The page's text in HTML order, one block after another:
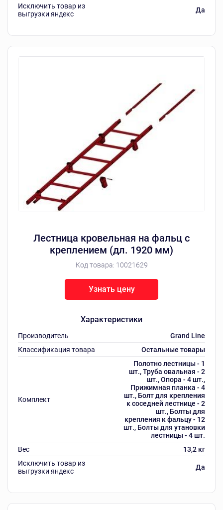
Исключить товар из
выгрузки яндекс
Да
Лестница кровельная на фальц с
креплением (дл. 1920 мм)
Код товара: 10021629
Характеристики
Производитель
Grand Line
Классификация товара
Остальные товары
Комплект
Полотно лестницы - 1
шт., Труба овальная - 2
шт., Опора - 4 шт.,
Прижимная планка - 4
шт., Болт для крепления
к соседней лестнице - 2
шт., Болты для
крепления к фальцу - 12
шт., Болты для утановки
лестницы - 4 шт.
Вес
13,2 кг
Исключить товар из
выгрузки яндекс
Да
Узнать цену